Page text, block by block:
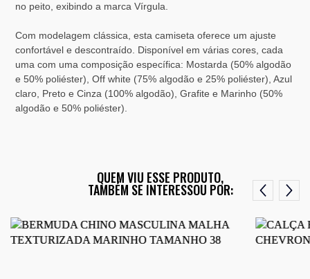
no peito, exibindo a marca Vírgula.
Com modelagem clássica, esta camiseta oferece um ajuste
confortável e descontraído. Disponível em várias cores, cada
uma com uma composição específica: Mostarda (50% algodão
e 50% poliéster), Off white (75% algodão e 25% poliéster), Azul
claro, Preto e Cinza (100% algodão), Grafite e Marinho (50%
algodão e 50% poliéster).
QUEM VIU ESSE PRODUTO,
TAMBÉM SE INTERESSOU POR: